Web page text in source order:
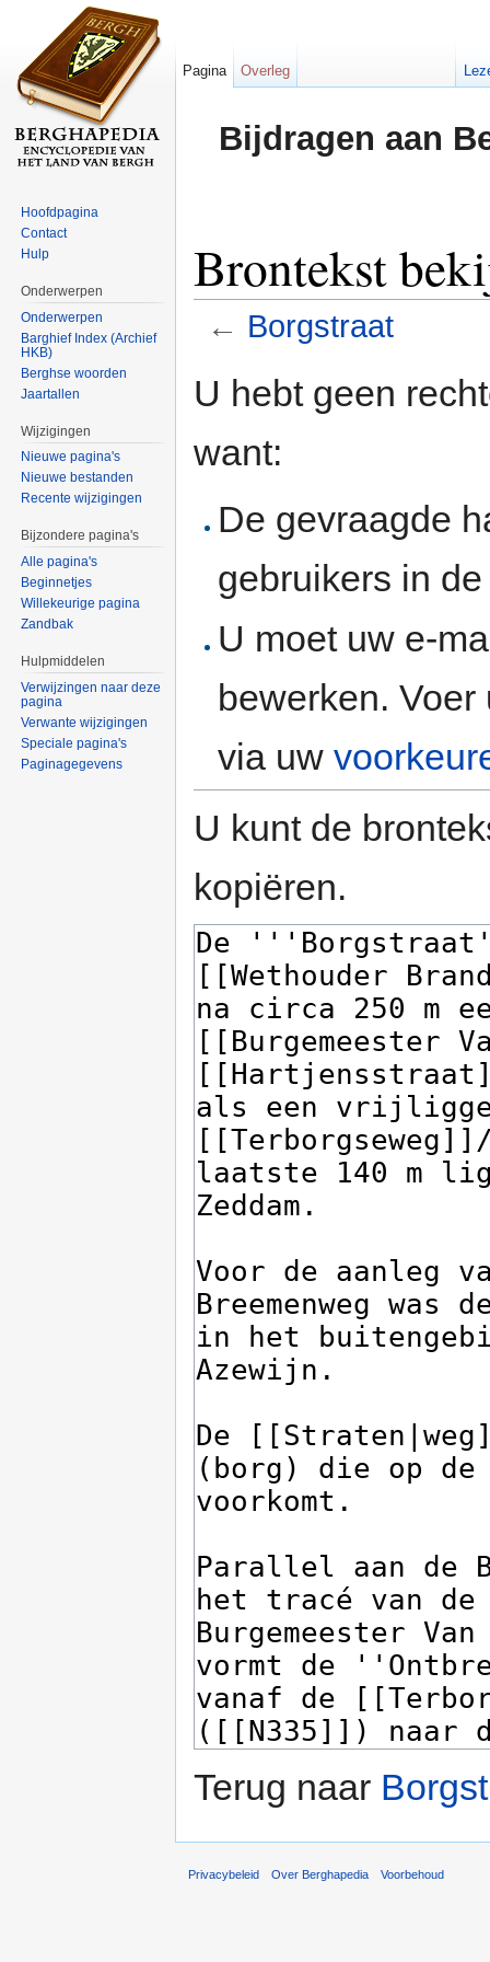
Bijdragen aan
Brontekst
← Borgstraat
U hebt geen
want:
De gevraagde
gebruikers in
U moet uw e-
bewerken.
via uw
U kunt de
kopiëren.
Terug naar
Pagina Overleg
Hoofdpagina
Contact
Hulp
Onderwerpen
Onderwerpen
Barghief Index (Archief
HKB)
Berghse woorden
Jaartallen
Wijzigingen
Nieuwe pagina's
Nieuwe bestanden
Recente wijzigingen
Bijzondere pagina's
Alle pagina's
Beginnetjes
Willekeurige pagina
Zandbak
Hulpmiddelen
Verwijzingen naar deze
pagina
Verwante wijzigingen
Speciale pagina's
Paginagegevens
Privacybeleid Over Berghapedia Voorbehoud